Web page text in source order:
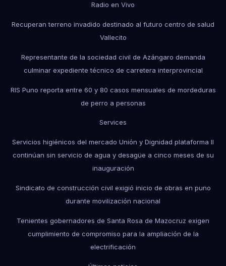
Radio en Vivo
Recuperan terreno invadido destinado al futuro centro de salud
Vallecito
Representante de la sociedad civil de Azángaro demanda
culminar expediente técnico de carretera interprovincial
RIS Puno reporta entre 60 y 80 casos mensuales de mordeduras
de perro a personas
Services
Servicios higiénicos del mercado Unión y Dignidad plataforma II
continúan sin servicio de agua y desagüe a cinco meses de su
inauguración
Sindicato de construcción civil exigió inicio de obras en puno
durante movilización nacional
Tenientes gobernadores de Santa Rosa de Mazocruz exigen
cumplimiento de compromiso para la ampliación de la
electrificación